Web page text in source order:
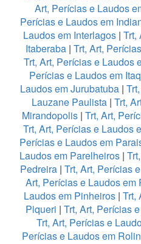
Art, Perícias e Laudos
Perícias e Laudos em
Laudos em Interlagos| Trt,
Itaberaba| Trt, Art,
Trt, Art, Perícias e Laudos
Perícias e Laudos em
Laudos em Jurubatuba|
Lauzane Paulista | Trt,
Mirandopolis| Trt, Art,
Trt, Art, Perícias e Laudos
Perícias e Laudos em
Laudos em Parelheiros|
Pedreira | Trt, Art, Perícias
Art, Perícias e Laudos em
Laudos em Pinheiros| Trt,
Piqueri | Trt, Art, Perícias
Trt, Art, Perícias e
Perícias e Laudos em